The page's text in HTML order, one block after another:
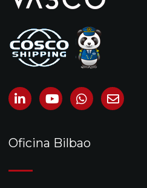
Oficina Bilbao